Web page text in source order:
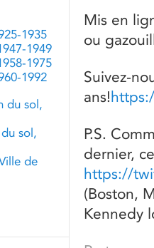
Mis en
ou
Suivez-
ans!
P.S.
dernier,
https://
(Boston,
Kennedy
1935
1949
1975
1992
du sol,
sol,
de